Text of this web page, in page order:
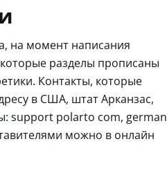
на момент написания
разделы прописаны
Контакты, которые
в США, штат Арканзас,
support polarto com, german
можно в онлайн